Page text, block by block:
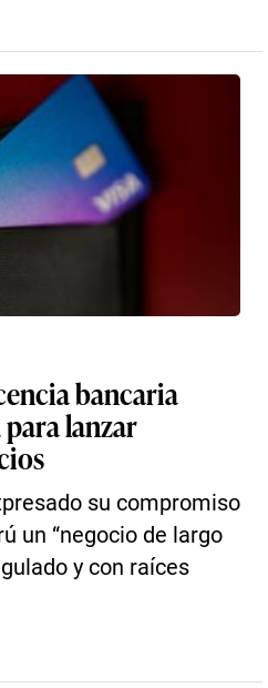
bancaria
lanzar
su compromiso
un “negocio de largo
y con raíces